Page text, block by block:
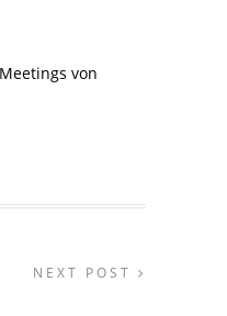
von
NEXT POST